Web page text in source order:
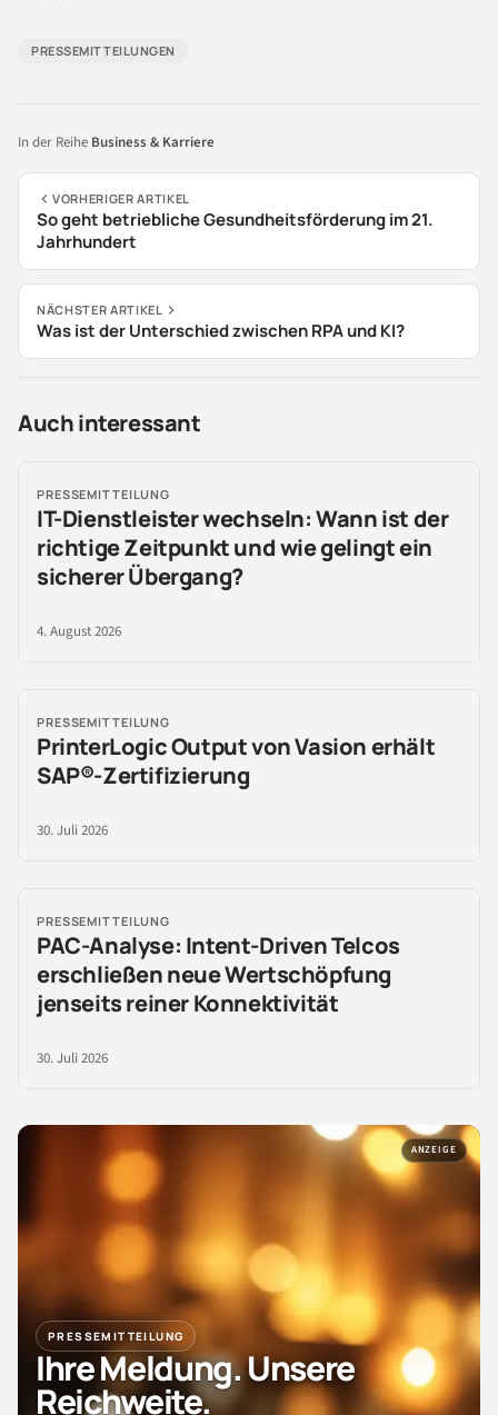
PRESSEMITTEILUNGEN
In der Reihe Business & Karriere
VORHERIGER ARTIKEL
So geht betriebliche Gesundheitsförderung im 21.
Jahrhundert
NÄCHSTER ARTIKEL
Was ist der Unterschied zwischen RPA und KI?
Auch interessant
PRESSEMITTEILUNG
IT-Dienstleister wechseln: Wann ist der
richtige Zeitpunkt und wie gelingt ein
sicherer Übergang?
4. August 2026
PRESSEMITTEILUNG
PrinterLogic Output von Vasion erhält
SAP®-Zertifizierung
30. Juli 2026
PRESSEMITTEILUNG
PAC-Analyse: Intent-Driven Telcos
erschließen neue Wertschöpfung
jenseits reiner Konnektivität
30. Juli 2026
ANZEIGE
PRESSEMITTEILUNG
Ihre Meldung. Unsere
Reichweite.